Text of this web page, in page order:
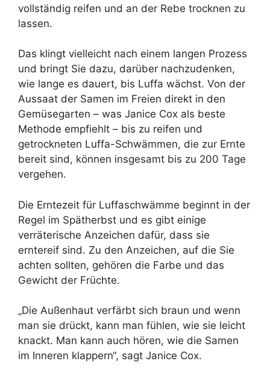
vollständig reifen und an der Rebe trocknen zu
lassen.
Das klingt vielleicht nach einem langen Prozess
und bringt Sie dazu, darüber nachzudenken,
wie lange es dauert, bis Luffa wächst. Von der
Aussaat der Samen im Freien direkt in den
Gemüsegarten – was Janice Cox als beste
Methode empfiehlt – bis zu reifen und
getrockneten Luffa-Schwämmen, die zur Ernte
bereit sind, können insgesamt bis zu 200 Tage
vergehen.
Die Erntezeit für Luffaschwämme beginnt in der
Regel im Spätherbst und es gibt einige
verräterische Anzeichen dafür, dass sie
erntereif sind. Zu den Anzeichen, auf die Sie
achten sollten, gehören die Farbe und das
Gewicht der Früchte.
„Die Außenhaut verfärbt sich braun und wenn
man sie drückt, kann man fühlen, wie sie leicht
knackt. Man kann auch hören, wie die Samen
im Inneren klappern“, sagt Janice Cox.